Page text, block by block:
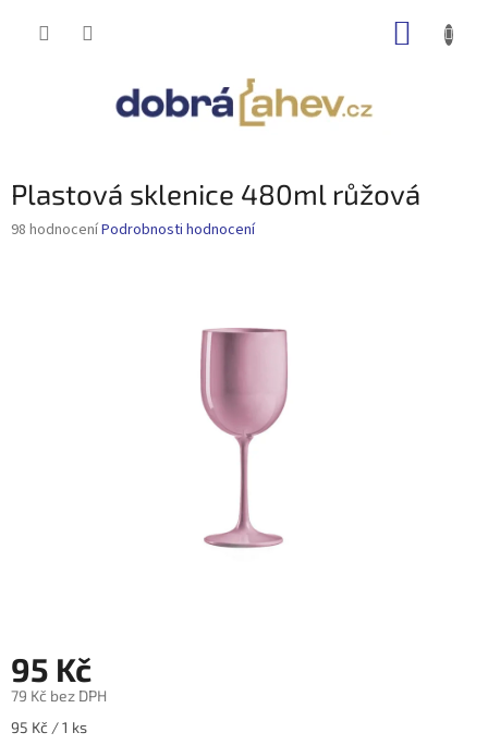
Plastová sklenice 480ml růžová
Průměrné
98 hodnoceníPodrobnosti hodnocení
95 Kč
79 Kč bez DPH
Měrná
95 Kč / 1 ks